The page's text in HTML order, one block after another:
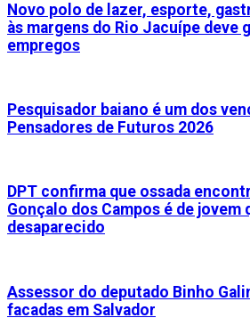
Novo polo de lazer, esporte,
às margens do Rio Jacuípe deve
empregos
Pesquisador baiano é um dos
Pensadores de Futuros 2026
DPT confirma que ossada
Gonçalo dos Campos é de jovem
desaparecido
Assessor do deputado Binho
facadas em Salvador